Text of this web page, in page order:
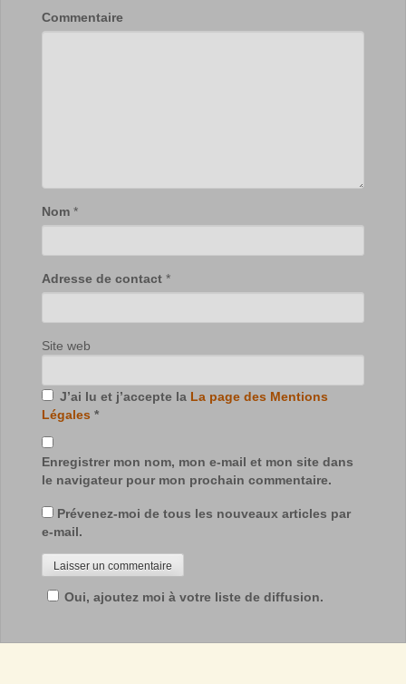
Commentaire
Nom *
Adresse de contact *
Site web
J’ai lu et j’accepte la La page des Mentions
Légales *
Enregistrer mon nom, mon e-mail et mon site dans
le navigateur pour mon prochain commentaire.
Prévenez-moi de tous les nouveaux articles par
e-mail.
Oui, ajoutez moi à votre liste de diffusion.